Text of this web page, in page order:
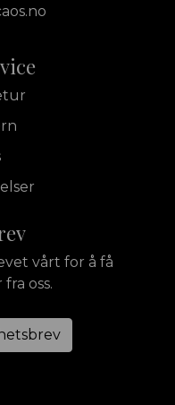
vårt for å få
oss.